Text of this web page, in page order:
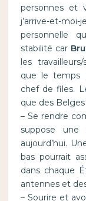
personnes et
j’arrive-et-
personnelle
stabilité car
les
que le temps
chef de files.
que des
– Se rendre
suppose une
aujourd’hui.
bas pourrait
dans chaque
antennes et
– Sourire et